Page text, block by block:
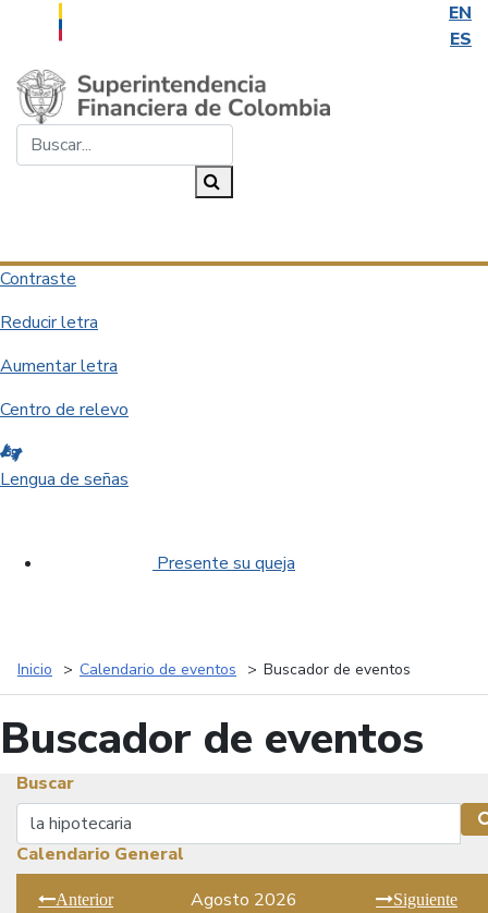
EN
ES
Saltar al contenido principal
Contraste
Reducir letra
Aumentar letra
Centro de relevo
Lengua de señas
Presente su queja
Inicio Calendario de eventos Buscador de eventos
Buscador de eventos
Buscar
Buscar
Calendario General
Anterior Agosto 2026 Siguiente